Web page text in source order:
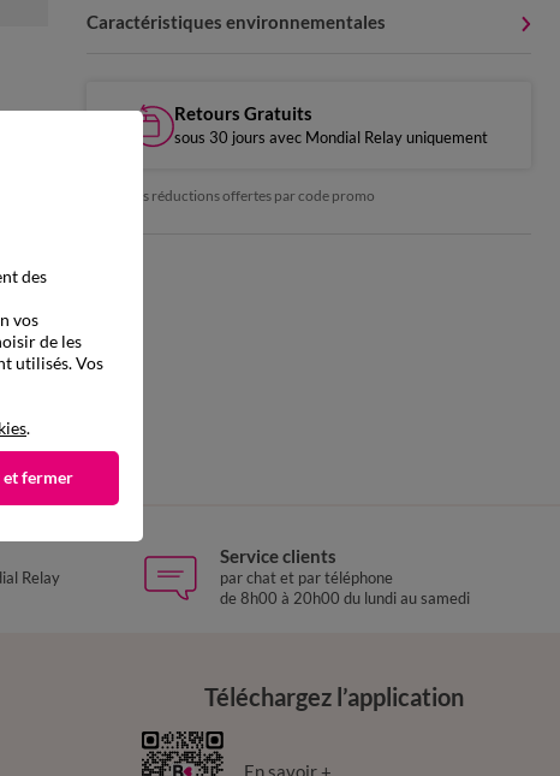
Caractéristiques environnementales
Retours Gratuits
sous 30 jours avec Mondial Relay uniquement
*exclu des réductions offertes par code promo
Relay
Service clients
par chat et par téléphone
de 8h00 à 20h00 du lundi au samedi
Téléchargez l’application
En savoir +
des
vos
de les
utilisés. Vos
.
fermer